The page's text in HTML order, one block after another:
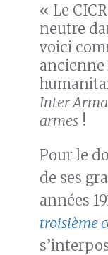
« Le
neutre
voici
Inter
armes !
Pour le
de ses
années
troisième